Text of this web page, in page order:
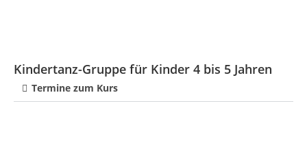
Kindertanz-Gruppe für Kinder 4 bis 5 Jahren
Termine zum Kurs